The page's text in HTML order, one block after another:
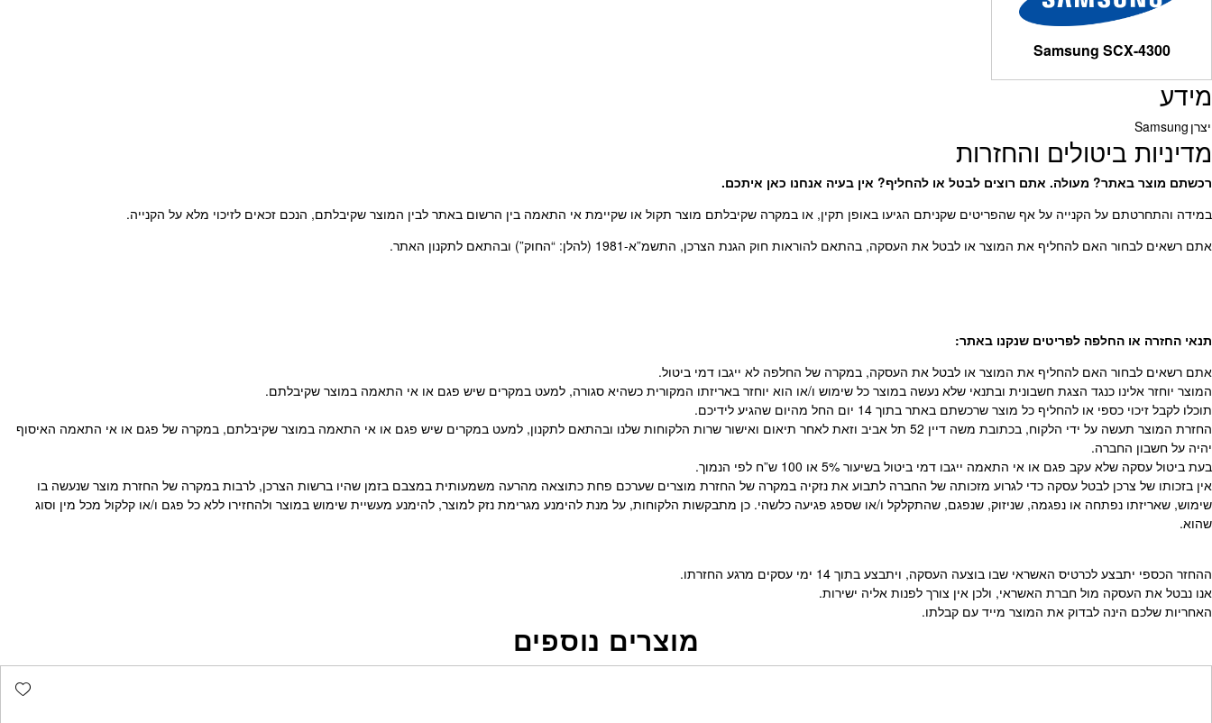
Samsung SCX-4300
מידע
יצרן Samsung
מדיניות ביטולים והחזרות
רכשתם מוצר באתר? מעולה. אתם רוצים לבטל או להחליף? אין בעיה אנחנו כאן איתכם.
במידה והתחרטתם על הקנייה על אף שהפריטים שקניתם הגיעו באופן תקין, או במקרה שקיבלתם מוצר תקול או שקיימת אי התאמה בין הרשום באתר לבין המוצר שקיבלתם, הנכם זכאים לזיכוי מלא על הקנייה.
אתם רשאים לבחור האם להחליף את המוצר או לבטל את העסקה, בהתאם להוראות חוק הגנת הצרכן, התשמ”א-1981 (להלן: “החוק”) ובהתאם לתקנון האתר.
תנאי החזרה או החלפה לפריטים שנקנו באתר:
אתם רשאים לבחור האם להחליף את המוצר או לבטל את העסקה, במקרה של החלפה לא ייגבו דמי ביטול.
המוצר יוחזר אלינו כנגד הצגת חשבונית ובתנאי שלא נעשה במוצר כל שימוש ו/או הוא יוחזר באריזתו המקורית כשהיא סגורה, למעט במקרים שיש פגם או אי התאמה במוצר שקיבלתם.
תוכלו לקבל זיכוי כספי או להחליף כל מוצר שרכשתם באתר בתוך 14 יום החל מהיום שהגיע לידיכם.
החזרת המוצר תעשה על ידי הלקוח, בכתובת משה דיין 52 תל אביב וזאת לאחר תיאום ואישור שרות הלקוחות שלנו ובהתאם לתקנון, למעט במקרים שיש פגם או אי התאמה במוצר שקיבלתם, במקרה של פגם או אי התאמה האיסוף
יהיה על חשבון החברה.
בעת ביטול עסקה שלא עקב פגם או אי התאמה ייגבו דמי ביטול בשיעור 5% או 100 ש”ח לפי הנמוך.
אין בזכותו של צרכן לבטל עסקה כדי לגרוע מזכותה של החברה לתבוע את נזקיה במקרה של החזרת מוצרים שערכם פחת כתוצאה מהרעה משמעותית במצבם בזמן שהיו ברשות הצרכן, לרבות במקרה של החזרת מוצר שנעשה בו
שימוש, שאריזתו נפתחה או נפגמה, שניזוק, שנפגם, שהתקלקל ו/או שספג פגיעה כלשהי. כן מתבקשות הלקוחות, על מנת להימנע מגרימת נזק למוצר, להימנע מעשיית שימוש במוצר ולהחזירו ללא כל פגם ו/או קלקול מכל מין וסוג
שהוא.
ההחזר הכספי יתבצע לכרטיס האשראי שבו בוצעה העסקה, ויתבצע בתוך 14 ימי עסקים מרגע החזרתו.
אנו נבטל את העסקה מול חברת האשראי, ולכן אין צורך לפנות אליה ישירות.
האחריות שלכם הינה לבדוק את המוצר מייד עם קבלתו.
מוצרים נוספים